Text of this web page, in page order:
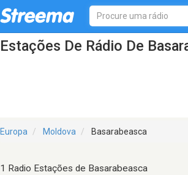
Estações De Rádio De
Europa Moldova Basarabeasca
1 Radio Estações de Basarabeasca